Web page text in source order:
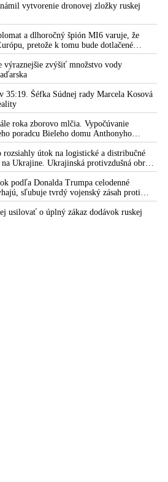
vytvorenie dronovej zložky ruskej
a dlhoročný špión MI6 varuje, že
pretože k tomu bude dotlačené
k invázii na Ukrajinu v roku 2022.
naliehal na zhromaždených diplomatov,
pre Ukrajinu na zimu. Putin vraj bude
pravdepodobne neskončí
výraznejšie zvýšiť množstvo vody
35:19. Šéfka Súdnej rady Marcela Kosová
roka zborovo mlčia. Vypočúvanie
poradcu Bieleho domu Anthonyho
Senátu väčšina médií ignorovala
útok na logistické a distribučné
Ukrajine. Ukrajinská protivzdušná obrana
útoku na Kyjev a jeho okolie
podľa Donalda Trumpa celodenné
sľubuje tvrdý vojenský zásah proti
usilovať o úplný zákaz dodávok ruskej